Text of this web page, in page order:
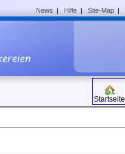
News | Hilfe | Site-Map |
Startseite